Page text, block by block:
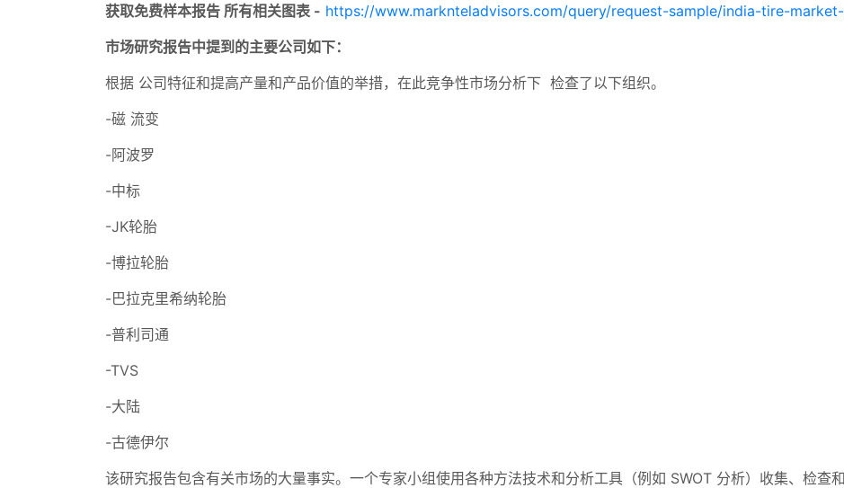
获取免费样本报告 所有相关图表 - https://www.marknteladvisors.com/query/request-sample/india-tire-
市场研究报告中提到的主要公司如下：
根据 公司特征和提高产量和产品价值的举措，在此竞争性市场分析下 检查了以下组织。
-磁 流变
-阿波罗
-中标
-JK轮胎
-博拉轮胎
-巴拉克里希纳轮胎
-普利司通
-TVS
-大陆
-古德伊尔
该研究报告包含有关市场的大量事实。一个专家小组使用各种方法技术和分析工具（例如 SWOT 分析）收集、检查